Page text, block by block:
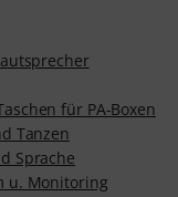
für PA-Boxen
Tanzen
Sprache
u. Monitoring